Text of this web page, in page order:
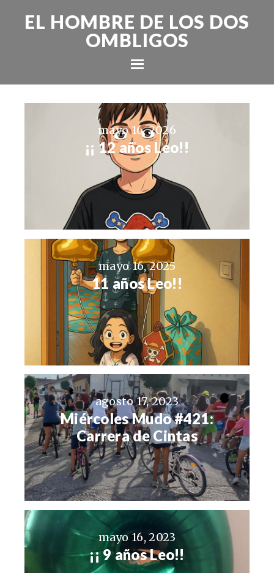
EL HOMBRE DE LOS DOS
OMBLIGOS
mayo 16, 2026
¡¡ 12 años Leo!!
mayo 16, 2025
11 años Leo!!
agosto 17, 2023
Miércoles Mudo #421:
Carrera de Cintas
mayo 16, 2023
¡¡ 9 años Leo!!